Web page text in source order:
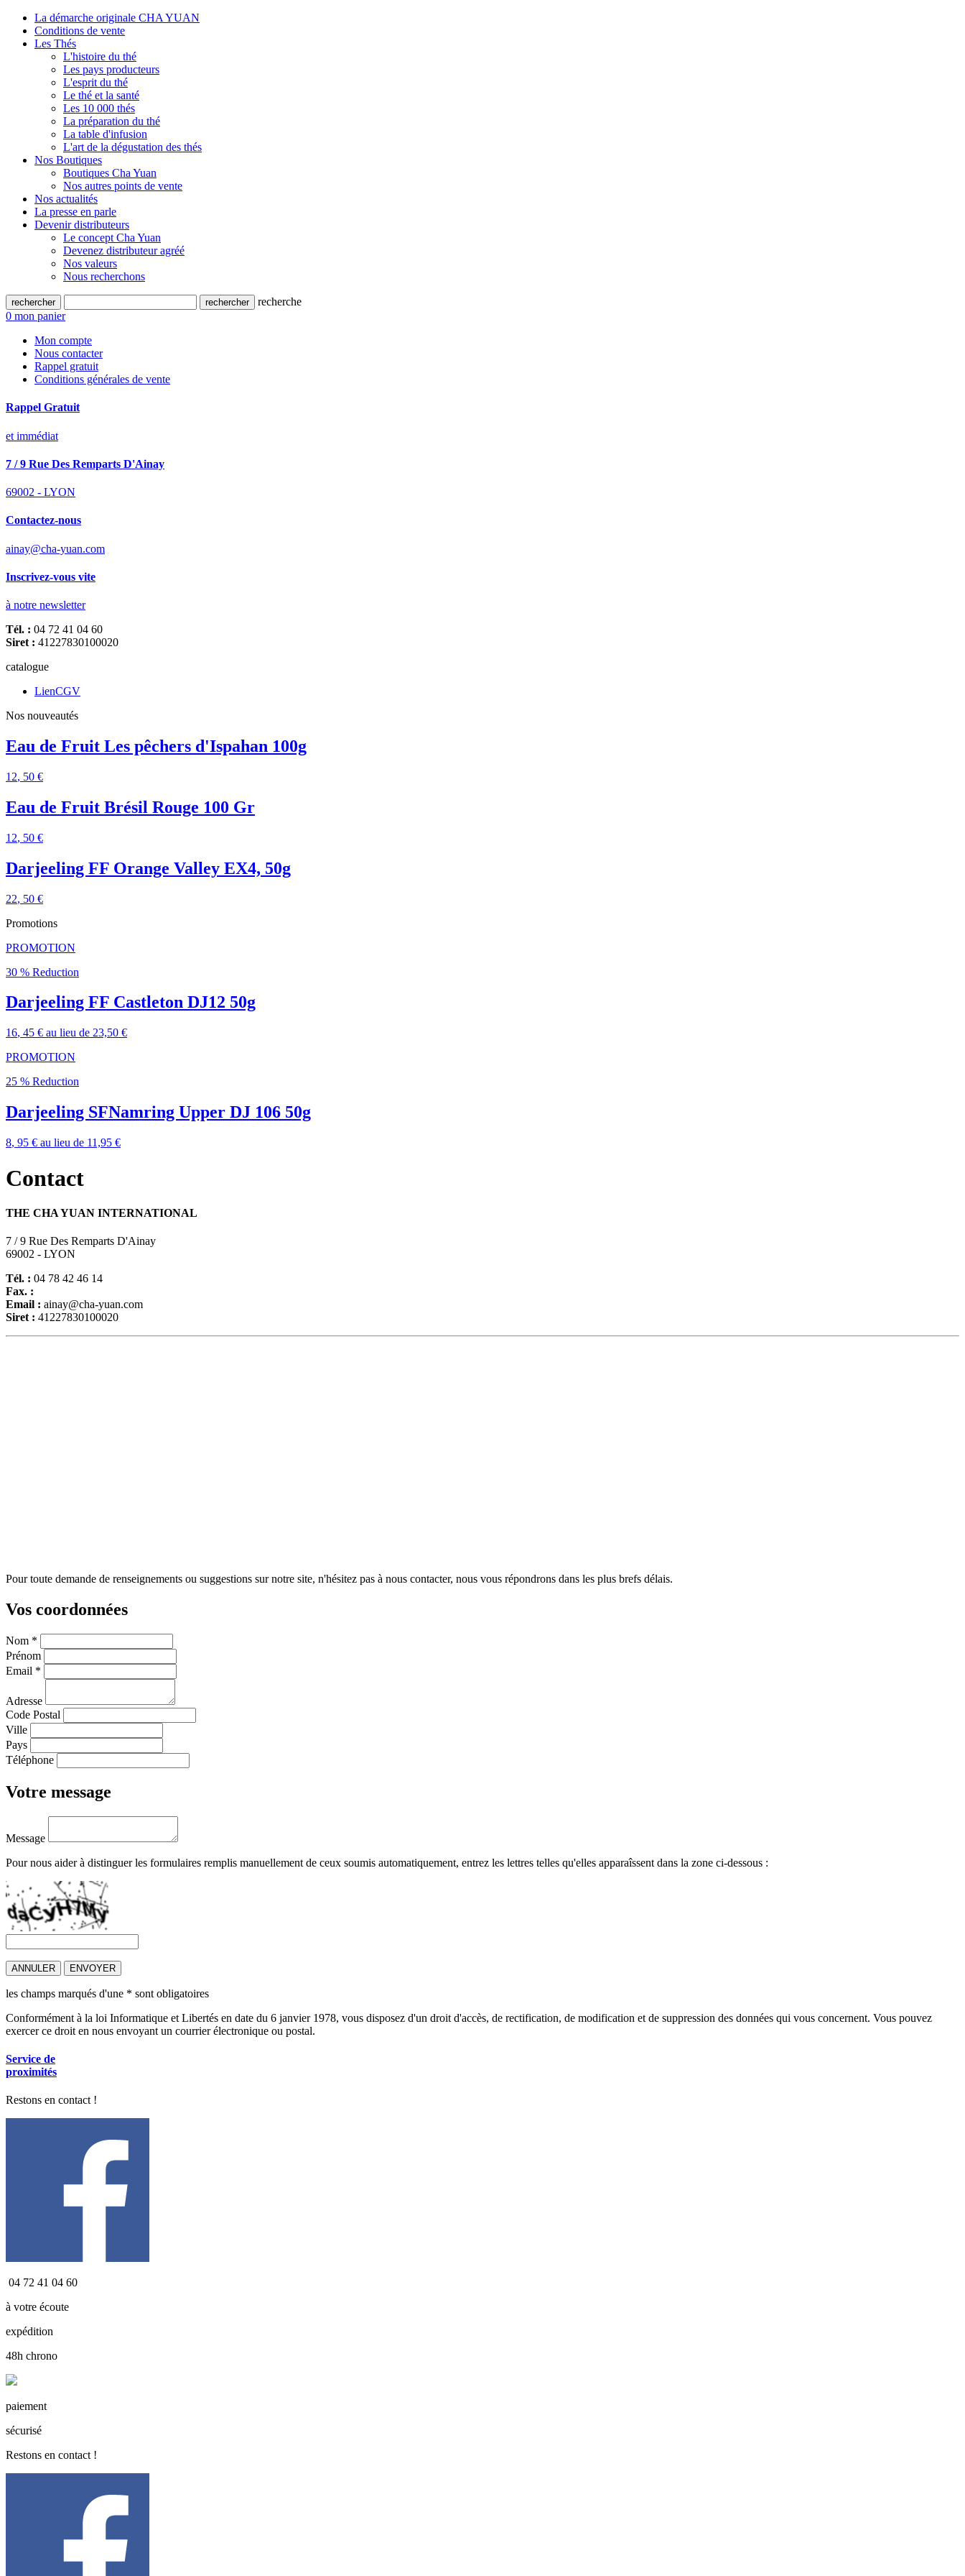
La démarche originale CHA YUAN
Conditions de vente
Les Thés
L'histoire du thé
Les pays producteurs
L'esprit du thé
Le thé et la santé
Les 10 000 thés
La préparation du thé
La table d'infusion
L'art de la dégustation des thés
Nos Boutiques
Boutiques Cha Yuan
Nos autres points de vente
Nos actualités
La presse en parle
Devenir distributeurs
Le concept Cha Yuan
Devenez distributeur agréé
Nos valeurs
Nous recherchons
recherche
0 mon panier
Mon compte
Nous contacter
Rappel gratuit
Conditions générales de vente
Rappel Gratuit
et immédiat
7 / 9 Rue Des Remparts D'Ainay
69002 - LYON
Contactez-nous
ainay@cha-yuan.com
Inscrivez-vous vite
à notre newsletter
Tél. : 04 72 41 04 60
Siret : 41227830100020
catalogue
LienCGV
Nos nouveautés
Eau de Fruit Les pêchers d'Ispahan 100g
12, 50 €
Eau de Fruit Brésil Rouge 100 Gr
12, 50 €
Darjeeling FF Orange Valley EX4, 50g
22, 50 €
Promotions
PROMOTION
30 % Reduction
Darjeeling FF Castleton DJ12 50g
16, 45 € au lieu de 23,50 €
PROMOTION
25 % Reduction
Darjeeling SFNamring Upper DJ 106 50g
8, 95 € au lieu de 11,95 €
Contact
THE CHA YUAN INTERNATIONAL
7 / 9 Rue Des Remparts D'Ainay
69002 - LYON
Tél. : 04 78 42 46 14
Fax. :
Email : ainay@cha-yuan.com
Siret : 41227830100020
Pour toute demande de renseignements ou suggestions sur notre site, n'hésitez pas à nous contacter, nous vous répondrons dans les plus brefs délais.
Vos coordonnées
Nom *
Prénom
Email *
Adresse
Code Postal
Ville
Pays
Téléphone
Votre message
Message
Pour nous aider à distinguer les formulaires remplis manuellement de ceux soumis automatiquement, entrez les lettres telles qu'elles apparaîssent dans la zone ci-dessous :
les champs marqués d'une * sont obligatoires
Conformément à la loi Informatique et Libertés en date du 6 janvier 1978, vous disposez d'un droit d'accès, de rectification, de modification et de suppression des données qui vous concernent. Vous pouvez
exercer ce droit en nous envoyant un courrier électronique ou postal.
Service de
proximités
Restons en contact !
04 72 41 04 60
à votre écoute
expédition
48h chrono
paiement
sécurisé
Restons en contact !